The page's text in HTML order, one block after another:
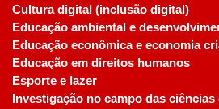
Cultura digital (inclusão digital)
Educação ambiental e
Educação econômica e economia
Educação em direitos humanos
Esporte e lazer
Investigação no campo das ciências